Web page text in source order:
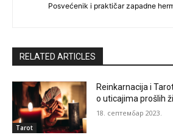
Posvećenik i praktičar zapadne
RELATED ARTICLES
Tarot
Reinkarnacija i
o uticajima prošlih
18. септембар 2023.